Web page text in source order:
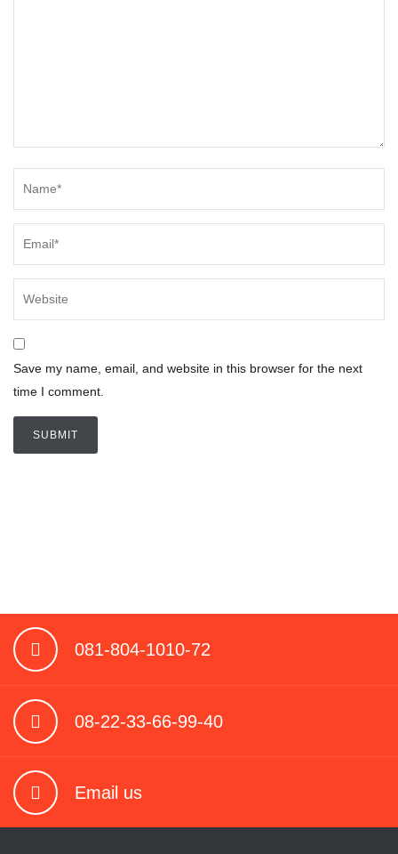
Save my name, email, and website in this browser for the next
time I comment.
081-804-1010-72
08-22-33-66-99-40
Email us